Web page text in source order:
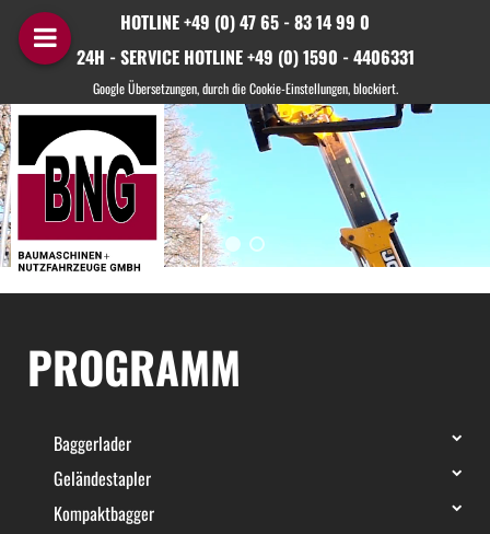
HOTLINE +49 (0) 47 65 - 83 14 99 0
24H - SERVICE HOTLINE +49 (0) 1590 - 4406331
PROGRAMM
Baggerlader
Geländestapler
Kompaktbagger